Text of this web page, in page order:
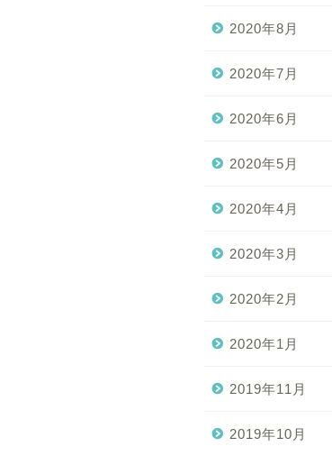
2020年8月
2020年7月
2020年6月
2020年5月
2020年4月
2020年3月
2020年2月
2020年1月
2019年11月
2019年10月